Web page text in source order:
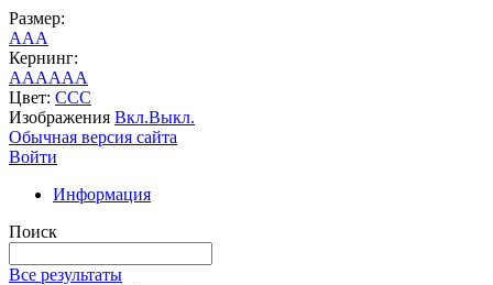
Размер:
AAA
Кернинг:
AAAAAA
Цвет: CCC
Изображения Вкл.Выкл.
Обычная версия сайта
Войти
Информация
Поиск
Все результаты